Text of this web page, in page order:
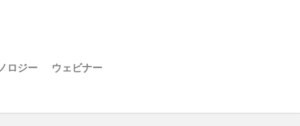
ロジー
ウェビナー